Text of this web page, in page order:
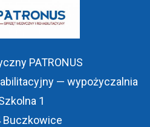
PATRONUS
— wypożyczalnia
1
Buczkowice